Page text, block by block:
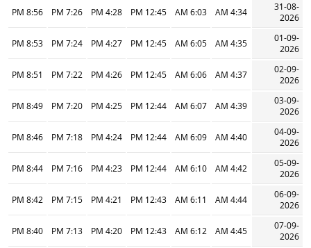
31-08-
2026
4:34 AM
6:03 AM
12:45 PM
4:28 PM
7:26 PM
8:56 PM
01-09-
2026
4:35 AM
6:05 AM
12:45 PM
4:27 PM
7:24 PM
8:53 PM
02-09-
2026
4:37 AM
6:06 AM
12:45 PM
4:26 PM
7:22 PM
8:51 PM
03-09-
2026
4:39 AM
6:07 AM
12:44 PM
4:25 PM
7:20 PM
8:49 PM
04-09-
2026
4:40 AM
6:09 AM
12:44 PM
4:24 PM
7:18 PM
8:46 PM
05-09-
2026
4:42 AM
6:10 AM
12:44 PM
4:23 PM
7:16 PM
8:44 PM
06-09-
2026
4:44 AM
6:11 AM
12:43 PM
4:21 PM
7:15 PM
8:42 PM
07-09-
2026
4:45 AM
6:12 AM
12:43 PM
4:20 PM
7:13 PM
8:40 PM